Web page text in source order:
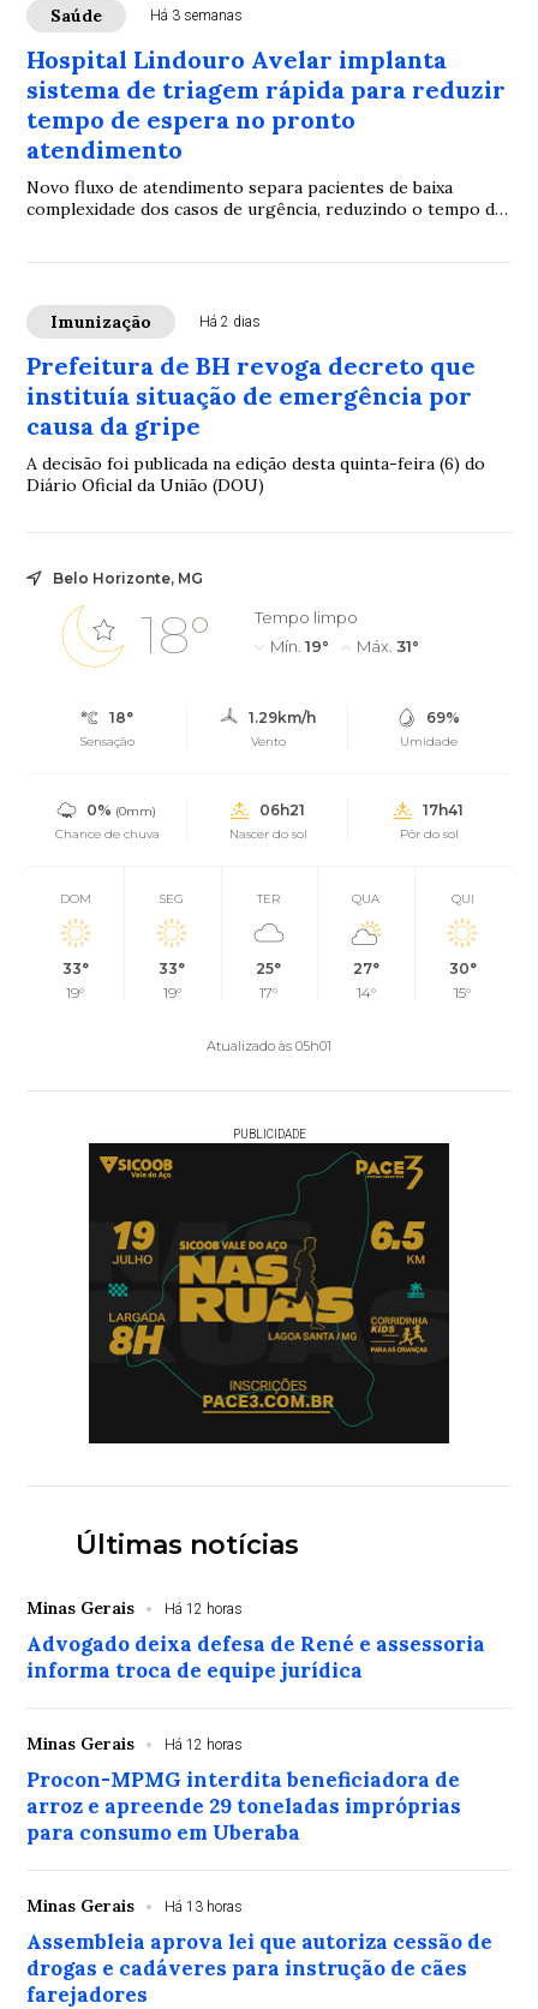
Saúde Há 3 semanas
Hospital Lindouro Avelar implanta
sistema de triagem rápida para reduzir
tempo de espera no pronto
atendimento
Novo fluxo de atendimento separa pacientes de baixa
complexidade dos casos de urgência, reduzindo o tempo de
Imunização Há 2 dias
Prefeitura de BH revoga decreto que
instituía situação de emergência por
causa da gripe
A decisão foi publicada na edição desta quinta-feira (6) do
Diário Oficial da União (DOU)
Belo Horizonte, MG
18°
Tempo limpo
Mín. 19° Máx. 31°
18°
Sensação
1.29km/h
Vento
69%
Umidade
0% (0mm)
Chance de chuva
06h21
Nascer do sol
17h41
Pôr do sol
DOM
33°
19°
SEG
33°
19°
TER
25°
17°
QUA
27°
14°
QUI
30°
15°
Atualizado às 05h01
PUBLICIDADE
Últimas notícias
Minas Gerais Há 12 horas
Advogado deixa defesa de René e assessoria
informa troca de equipe jurídica
Minas Gerais Há 12 horas
Procon-MPMG interdita beneficiadora de
arroz e apreende 29 toneladas impróprias
para consumo em Uberaba
Minas Gerais Há 13 horas
Assembleia aprova lei que autoriza cessão de
drogas e cadáveres para instrução de cães
farejadores